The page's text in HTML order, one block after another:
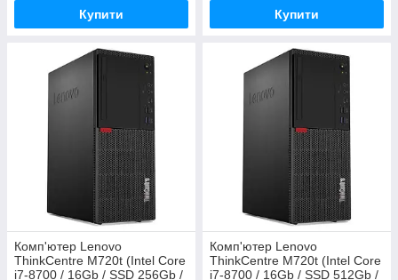
Купити Купити
Комп'ютер Lenovo
ThinkCentre M720t (Intel Core
i7-8700 / 16Gb / SSD 256Gb /
Комп'ютер Lenovo
ThinkCentre M720t (Intel Core
i7-8700 / 16Gb / SSD 512Gb /